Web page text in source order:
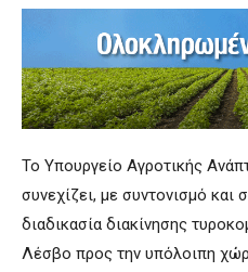
Το Υπουργείο Αγροτικής
συνεχίζει, με συντονισμό
διαδικασία διακίνησης
Λέσβο προς την υπόλοιπη